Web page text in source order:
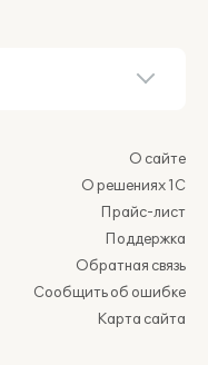
О сайте
О решениях 1С
Прайс-лист
Поддержка
Обратная связь
Сообщить об ошибке
Карта сайта